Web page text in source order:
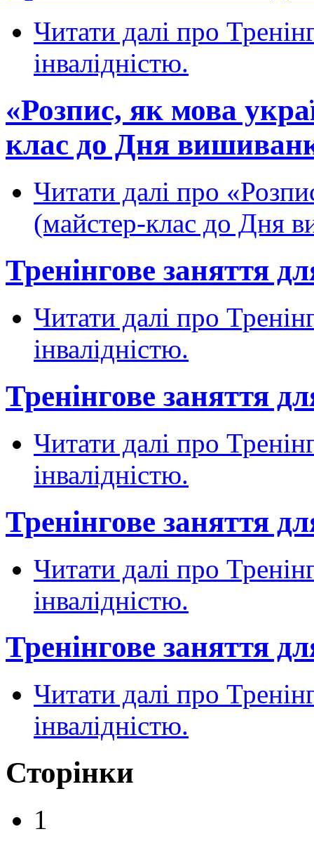
Читати далі про
інвалідністю.
«Розпис, як мова
клас до Дня
Читати далі про
(майстер-клас до Дня
Тренінгове заняття
Читати далі про
інвалідністю.
Тренінгове заняття
Читати далі про
інвалідністю.
Тренінгове заняття
Читати далі про
інвалідністю.
Тренінгове заняття
Читати далі про
інвалідністю.
Сторінки
1